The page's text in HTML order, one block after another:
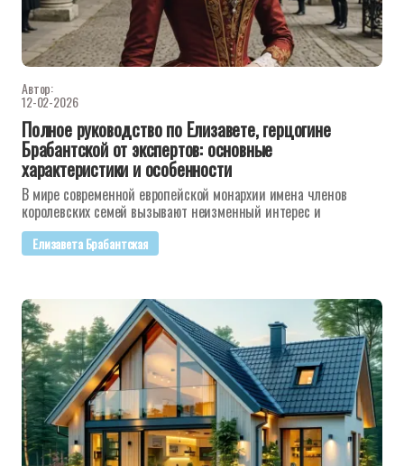
Автор:
12-02-2026
Полное руководство по Елизавете, герцогине
Брабантской от экспертов: основные
характеристики и особенности
В мире современной европейской монархии имена членов
королевских семей вызывают неизменный интерес и
Елизавета Брабантская